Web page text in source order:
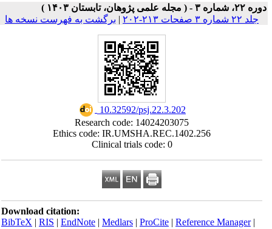
| برگشت به فهرست نسخه ها
‎ 10.32592/psj.22.3.202
Research code: 14024203075
Ethics code:
Clinical trials code: 0
BibTeX|RIS| EndNote |Medlars|ProCite|